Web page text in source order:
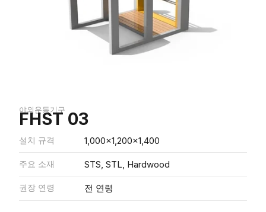
야외운동기구
FHST 03
설치 규격 1,000x1,200x1,400
주요 소재 STS, STL, Hardwood
권장 연령 전 연령